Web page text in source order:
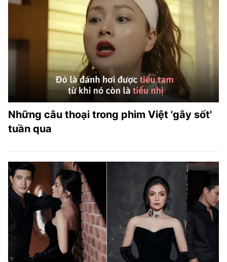
Những câu thoại trong phim Việt 'gây sốt'
tuần qua